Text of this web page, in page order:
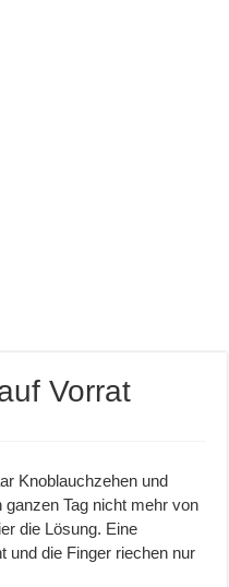
Vorrat
Knoblauchzehen und
Tag nicht mehr von
die Lösung. Eine
und die Finger riechen nur